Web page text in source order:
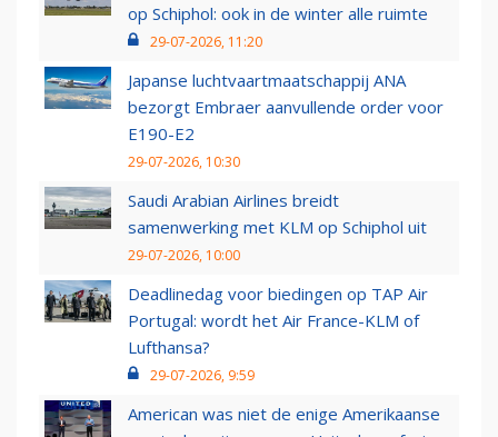
op Schiphol: ook in de winter alle ruimte
29-07-2026, 11:20
Japanse luchtvaartmaatschappij ANA
bezorgt Embraer aanvullende order voor
E190-E2
29-07-2026, 10:30
Saudi Arabian Airlines breidt
samenwerking met KLM op Schiphol uit
29-07-2026, 10:00
Deadlinedag voor biedingen op TAP Air
Portugal: wordt het Air France-KLM of
Lufthansa?
29-07-2026, 9:59
American was niet de enige Amerikaanse